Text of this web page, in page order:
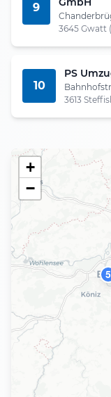
9
3645 Gwatt
10
PS
3613
5
+
−